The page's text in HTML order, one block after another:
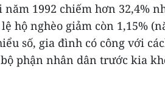
năm 1992 chiếm hơn 32,4%
hộ nghèo giảm còn 1,15%
số, gia đình có công với
phận nhân dân trước kia